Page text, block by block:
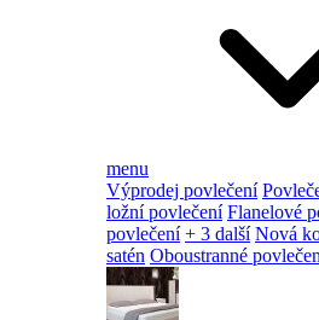
menu
Výprodej povlečení
ložní povlečení Flanelové
povlečení + 3 další Nová
satén Oboustranné